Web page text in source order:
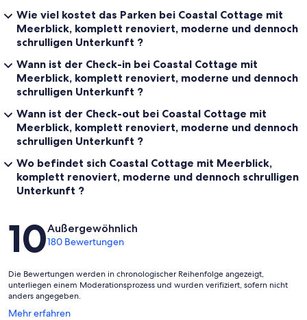
Wie viel kostet das Parken bei Coastal Cottage mit
Meerblick, komplett renoviert, moderne und dennoch
schrulligen Unterkunft ?
Wann ist der Check-in bei Coastal Cottage mit
Meerblick, komplett renoviert, moderne und dennoch
schrulligen Unterkunft ?
Wann ist der Check-out bei Coastal Cottage mit
Meerblick, komplett renoviert, moderne und dennoch
schrulligen Unterkunft ?
Wo befindet sich Coastal Cottage mit Meerblick,
komplett renoviert, moderne und dennoch schrulligen
Unterkunft ?
Bewertungen
10Außergewöhnlich
180 Bewertungen
Die Bewertungen werden in chronologischer Reihenfolge angezeigt,
unterliegen einem Moderationsprozess und wurden verifiziert, sofern nicht
anders angegeben.
Mehr erfahren
Wird